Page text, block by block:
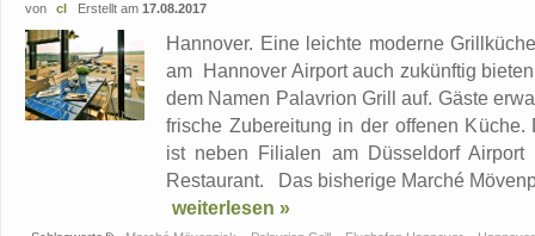
von cl Erstellt am 17.08.2017
Hannover. Eine leichte moderne
am Hannover Airport auch zukünftig
dem Namen Palavrion Grill auf. Gäste
frische Zubereitung in der offenen
ist neben Filialen am Düsseldorf
Restaurant. Das bisherige Marché
weiterlesen »